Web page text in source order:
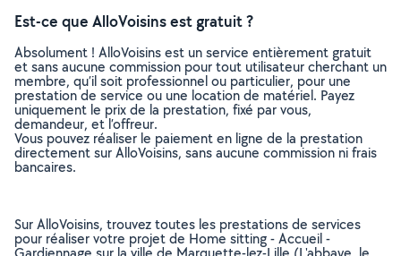
Est-ce que AlloVoisins est gratuit ?
Absolument ! AlloVoisins est un service entièrement gratuit
et sans aucune commission pour tout utilisateur cherchant un
membre, qu’il soit professionnel ou particulier, pour une
prestation de service ou une location de matériel. Payez
uniquement le prix de la prestation, fixé par vous,
demandeur, et l’offreur.
Vous pouvez réaliser le paiement en ligne de la prestation
directement sur AlloVoisins, sans aucune commission ni frais
bancaires.
Sur AlloVoisins, trouvez toutes les prestations de services
pour réaliser votre projet de Home sitting - Accueil -